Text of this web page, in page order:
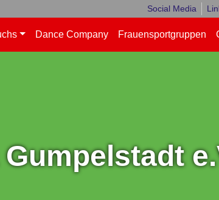
Social Media
Dance Company Frauensportgruppen